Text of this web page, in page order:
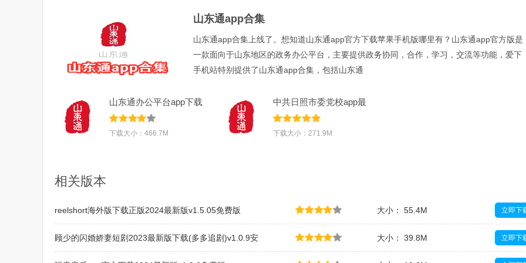
山东通app合集
山东通app合集上线了。想知道山东通app官方下载苹果手机版哪里有？山东通app官方版是
一款面向于山东地区的政务办公平台，主要提供政务协同，合作，学习，交流等功能，爱下
手机站特别提供了山东通app合集，包括山东通
山东通办公平台app下载
2025官方最新
下载大小：466.7M
中共日照市委党校app最
新版(山东通
下载大小：271.9M
相关版本
reelshort海外版下载正版2024最新版v1.5.05免费版 大小： 55.4M 立即下
顾少的闪婚娇妻短剧2023最新版下载(多多追剧)v1.0.9安 大小： 39.8M 立即下